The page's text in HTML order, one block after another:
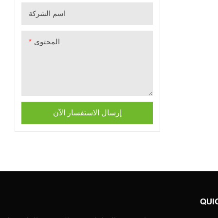
اسم الشركة
المحتوى
إرسال الاستفسار الآن